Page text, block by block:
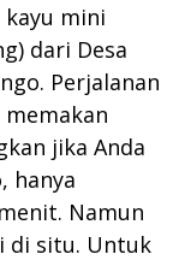
mini
dari Desa
Perjalanan
jika Anda
hanya
Namun
di situ. Untuk